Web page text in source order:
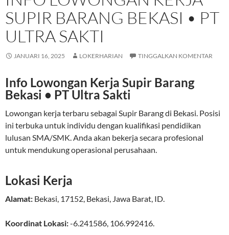
SUPIR BARANG BEKASI • PT
ULTRA SAKTI
JANUARI 16, 2025 LOKERHARIAN TINGGALKAN KOMENTAR
Info Lowongan Kerja Supir Barang
Bekasi • PT Ultra Sakti
Lowongan kerja terbaru sebagai Supir Barang di Bekasi. Posisi
ini terbuka untuk individu dengan kualifikasi pendidikan
lulusan SMA/SMK. Anda akan bekerja secara profesional
untuk mendukung operasional perusahaan.
Lokasi Kerja
Alamat: Bekasi, 17152, Bekasi, Jawa Barat, ID.
Koordinat Lokasi:-6.241586, 106.992416.